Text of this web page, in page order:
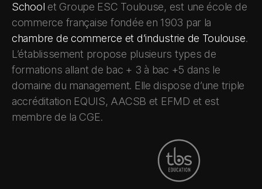
School et Groupe ESC Toulouse, est une école de
commerce française fondée en 1903 par la
chambre de commerce et d’industrie de Toulouse.
L’établissement propose plusieurs types de
formations allant de bac + 3 à bac +5 dans le
domaine du management. Elle dispose d’une triple
accréditation EQUIS, AACSB et EFMD et est
membre de la CGE.